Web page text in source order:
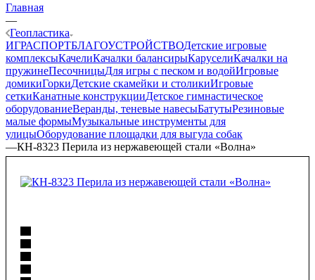
Главная
—
Геопластика
ИГРАСПОРТБЛАГОУСТРОЙСТВОДетские игровые
комплексыКачелиКачалки балансирыКаруселиКачалки на
пружинеПесочницыДля игры с песком и водойИгровые
домикиГоркиДетские скамейки и столикиИгровые
сеткиКанатные конструкцииДетское гимнастическое
оборудованиеВеранды, теневые навесыБатутыРезиновые
малые формыМузыкальные инструменты для
улицыОборудование площадки для выгула собак
—КН-8323 Перила из нержавеющей стали «Волна»